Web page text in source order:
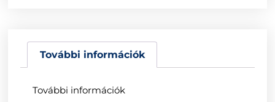
További információk
További információk